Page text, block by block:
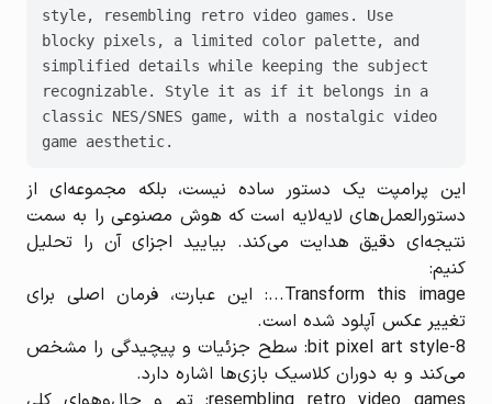
style, resembling retro video games. Use
blocky pixels, a limited color palette, and
simplified details while keeping the subject
recognizable. Style it as if it belongs in a
classic NES/SNES game, with a nostalgic video
این پرامپت یک دستور ساده نیست، بلکه مجموعه‌ای از
دستورالعمل‌های لایه‌لایه است که هوش مصنوعی را به سمت
نتیجه‌ای دقیق هدایت می‌کند. بیایید اجزای آن را تحلیل
کنیم:
Transform this image...: این عبارت، فرمان اصلی برای
تغییر عکس آپلود شده است.
8-bit pixel art style: سطح جزئیات و پیچیدگی را مشخص
می‌کند و به دوران کلاسیک بازی‌ها اشاره دارد.